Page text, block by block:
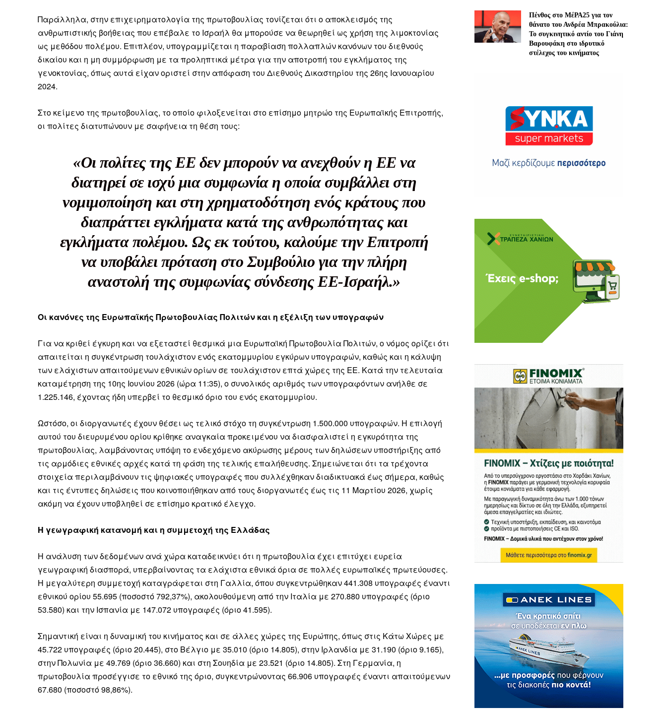
Καθημερινή Μαχητική
Εφημερίδα
ΕΓΓΡΑΦΕΙΤΕ
Ποιοι είμαστε
Στείλτε το άρθρο σας | Κάντε μια δωρεά
Δεν μπορούν όλοι να πληρώσουν. Και το σεβόμαστε.
Αν βρίσκεσαι σε δύσκολη οικονομική κατάσταση, συνέχισε να μας διαβάζεις δωρεάν. Η ενημέρωση πρέπει να
παραμένει προσβάσιμη για όλους.
Αν όμως μπορείς, στήριξέ μας σήμερα. Ορίστε δύο καλοί λόγοι για να το κάνεις:
Η στήριξή σου ενισχύει άμεσα την ποιότητα και την ανεξαρτησία της δημοσιογραφίας μας.
Επίλεξε σήμερα να γίνεις συνδρομητής ή δωρητής.
Γίνε συνδρομητής
Σας ευχαριστούμε θερμά.
Παράλληλα, στην επιχειρηματολογία της πρωτοβουλίας τονίζεται ότι ο αποκλεισμός της
ανθρωπιστικής βοήθειας που επέβαλε το Ισραήλ θα μπορούσε να θεωρηθεί ως χρήση της λιμοκτονίας
ως μεθόδου πολέμου. Επιπλέον, υπογραμμίζεται η παραβίαση πολλαπλών κανόνων του διεθνούς
δικαίου και η μη συμμόρφωση με τα προληπτικά μέτρα για την αποτροπή του εγκλήματος της
γενοκτονίας, όπως αυτά είχαν οριστεί στην απόφαση του Διεθνούς Δικαστηρίου της 26ης Ιανουαρίου
2024.
Στο κείμενο της πρωτοβουλίας, το οποίο φιλοξενείται στο επίσημο μητρώο της Ευρωπαϊκής Επιτροπής,
οι πολίτες διατυπώνουν με σαφήνεια τη θέση τους:
«Οι πολίτες της ΕΕ δεν μπορούν να ανεχθούν η ΕΕ να
διατηρεί σε ισχύ μια συμφωνία η οποία συμβάλλει στη
νομιμοποίηση και στη χρηματοδότηση ενός κράτους που
διαπράττει εγκλήματα κατά της ανθρωπότητας και
εγκλήματα πολέμου. Ως εκ τούτου, καλούμε την Επιτροπή
να υποβάλει πρόταση στο Συμβούλιο για την πλήρη
αναστολή της συμφωνίας σύνδεσης ΕΕ-Ισραήλ.»
Οι κανόνες της Ευρωπαϊκής Πρωτοβουλίας Πολιτών και η εξέλιξη των υπογραφών
Για να κριθεί έγκυρη και να εξεταστεί θεσμικά μια Ευρωπαϊκή Πρωτοβουλία Πολιτών, ο νόμος ορίζει ότι
απαιτείται η συγκέντρωση τουλάχιστον ενός εκατομμυρίου εγκύρων υπογραφών, καθώς και η κάλυψη
των ελάχιστων απαιτούμενων εθνικών ορίων σε τουλάχιστον επτά χώρες της ΕΕ. Κατά την τελευταία
καταμέτρηση της 10ης Ιουνίου 2026 (ώρα 11:35), ο συνολικός αριθμός των υπογραφόντων ανήλθε σε
1.225.146, έχοντας ήδη υπερβεί το θεσμικό όριο του ενός εκατομμυρίου.
Ωστόσο, οι διοργανωτές έχουν θέσει ως τελικό στόχο τη συγκέντρωση 1.500.000 υπογραφών. Η επιλογή
αυτού του διευρυμένου ορίου κρίθηκε αναγκαία προκειμένου να διασφαλιστεί η εγκυρότητα της
πρωτοβουλίας, λαμβάνοντας υπόψη το ενδεχόμενο ακύρωσης μέρους των δηλώσεων υποστήριξης από
τις αρμόδιες εθνικές αρχές κατά τη φάση της τελικής επαλήθευσης. Σημειώνεται ότι τα τρέχοντα
στοιχεία περιλαμβάνουν τις ψηφιακές υπογραφές που συλλέχθηκαν διαδικτυακά έως σήμερα, καθώς
και τις έντυπες δηλώσεις που κοινοποιήθηκαν από τους διοργανωτές έως τις 11 Μαρτίου 2026, χωρίς
ακόμη να έχουν υποβληθεί σε επίσημο κρατικό έλεγχο.
Η γεωγραφική κατανομή και η συμμετοχή της Ελλάδας
Η ανάλυση των δεδομένων ανά χώρα καταδεικνύει ότι η πρωτοβουλία έχει επιτύχει ευρεία
γεωγραφική διασπορά, υπερβαίνοντας τα ελάχιστα εθνικά όρια σε πολλές ευρωπαϊκές πρωτεύουσες.
Η μεγαλύτερη συμμετοχή καταγράφεται στη Γαλλία, όπου συγκεντρώθηκαν 441.308 υπογραφές έναντι
εθνικού ορίου 55.695 (ποσοστό 792,37%), ακολουθούμενη από την Ιταλία με 270.880 υπογραφές (όριο
53.580) και την Ισπανία με 147.072 υπογραφές (όριο 41.595).
Σημαντική είναι η δυναμική του κινήματος και σε άλλες χώρες της Ευρώπης, όπως στις Κάτω Χώρες με
45.722 υπογραφές (όριο 20.445), στο Βέλγιο με 35.010 (όριο 14.805), στην Ιρλανδία με 31.190 (όριο 9.165),
στην Πολωνία με 49.769 (όριο 36.660) και στη Σουηδία με 23.521 (όριο 14.805). Στη Γερμανία, η
πρωτοβουλία προσέγγισε το εθνικό της όριο, συγκεντρώνοντας 66.906 υπογραφές έναντι απαιτούμενων
67.680 (ποσοστό 98,86%).
Πένθος στο ΜέΡΑ25 για τον
θάνατο του Ανδρέα Μπρακούλια:
Το συγκινητικό αντίο του Γιάνη
Βαρουφάκη στο ιδρυτικό
στέλεχος του κινήματος